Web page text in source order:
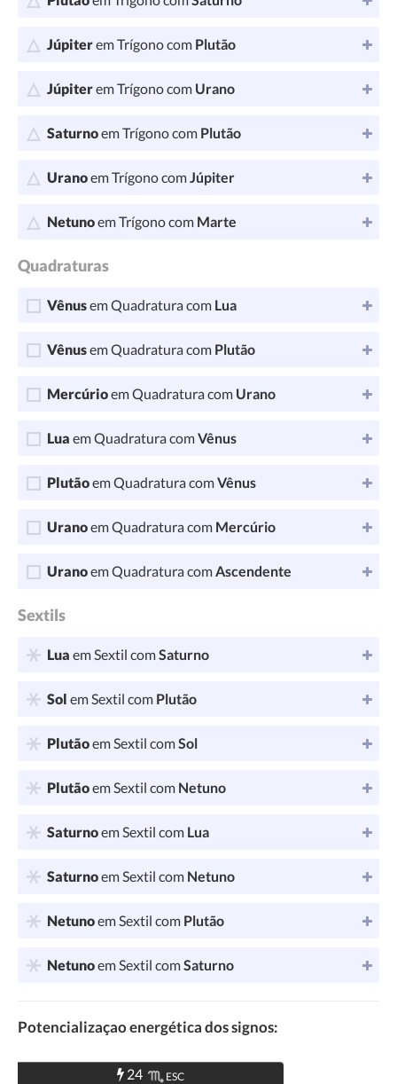
Júpiterem Trígono com Plutão
Júpiterem Trígono com Urano
Saturnoem Trígono com Plutão
Uranoem Trígono comJúpiter
Netunoem Trígono com Marte
Quadraturas
Vênusem Quadratura com Lua
Vênusem Quadratura com Plutão
Mercúrioem Quadratura com Urano
Lua em Quadratura comVênus
Plutãoem Quadratura comVênus
Uranoem Quadratura com Mercúrio
Uranoem Quadratura comAscendente
Sextils
Lua em Sextil comSaturno
Sol em Sextil com Plutão
Plutãoem Sextil comSol
Plutãoem Sextil com Netuno
Saturnoem Sextil com Lua
Saturnoem Sextil com Netuno
Netunoem Sextil com Plutão
Netunoem Sextil comSaturno
Potencializaçao energética dos signos:
24 ESC